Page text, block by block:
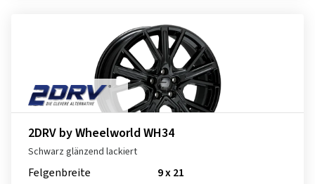
2DRV by Wheelworld WH34
Schwarz glänzend lackiert
Felgenbreite
9 x 21